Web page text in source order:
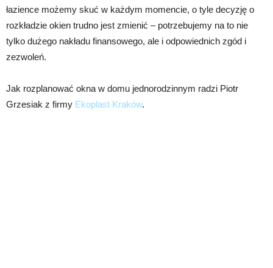
łazience możemy skuć w każdym momencie, o tyle decyzję o
rozkładzie okien trudno jest zmienić – potrzebujemy na to nie
tylko dużego nakładu finansowego, ale i odpowiednich zgód i
zezwoleń.
Jak rozplanować okna w domu jednorodzinnym radzi Piotr
Grzesiak z firmy Ekoplast Kraków.